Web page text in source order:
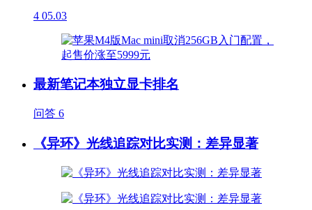
4 05.03
最新笔记本独立显卡排名
问答 6
《异环》光线追踪对比实测：差异显著